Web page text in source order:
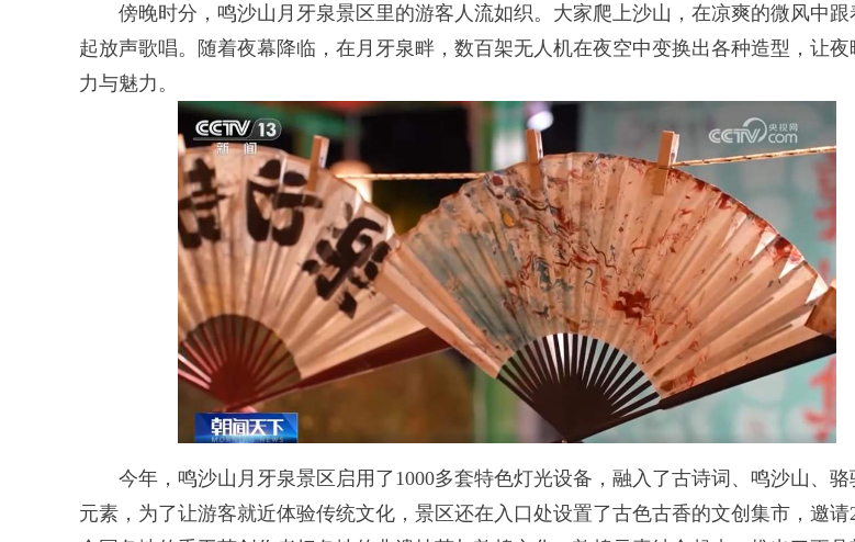
傍晚时分，鸣沙山月牙泉景区里的游客人流如织。大家爬上沙山，在凉爽的微风中跟
起放声歌唱。随着夜幕降临，在月牙泉畔，数百架无人机在夜空中变换出各种造型，让夜
力与魅力。
今年，鸣沙山月牙泉景区启用了1000多套特色灯光设备，融入了古诗词、鸣沙山、骆
元素，为了让游客就近体验传统文化，景区还在入口处设置了古色古香的文创集市，邀请